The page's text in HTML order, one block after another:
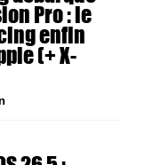
Pro : le
enfin
(+ X-